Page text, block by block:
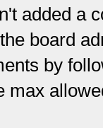
added a
board
by
max